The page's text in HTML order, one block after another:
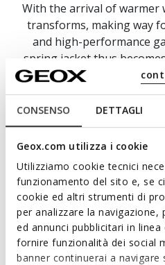
CONSENSO DETTAGLI
Geox.com utilizza i cookie
Utilizziamo cookie tecnici
funzionamento del sito e, se
cookie ed altri strumenti di
per analizzare la navigazione,
ed annunci pubblicitari in
fornire funzionalità dei social
banner continuerai a
With the arrival of warmer
transforms, making way
and high-performance
spring jacket thus
for days on the go, amidst
sudden changes
The latest trends
technical fabrics, clean
that combine style
lightweight, compact down
carry with you at all times,
structured jackets: the
clothing collection are
effortlessly